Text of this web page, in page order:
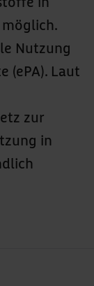
Nutzung
(ePA). Laut
zur
in